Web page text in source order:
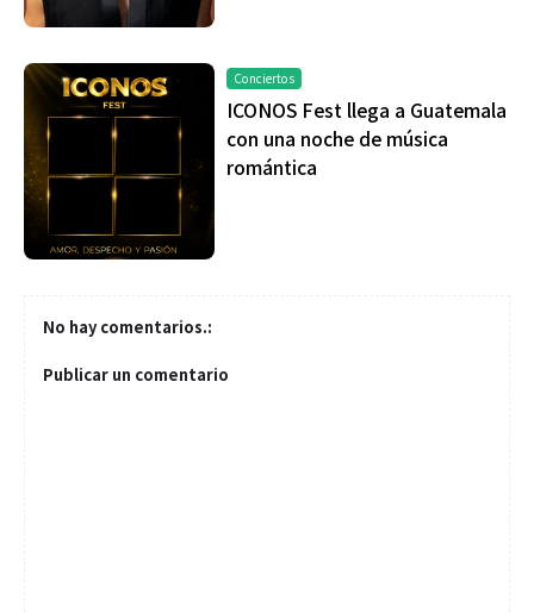
Conciertos
ICONOS Fest llega a Guatemala
con una noche de música
romántica
No hay comentarios.:
Publicar un comentario